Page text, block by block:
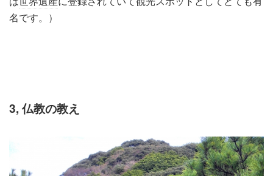
名です。）
3, 仏教の教え